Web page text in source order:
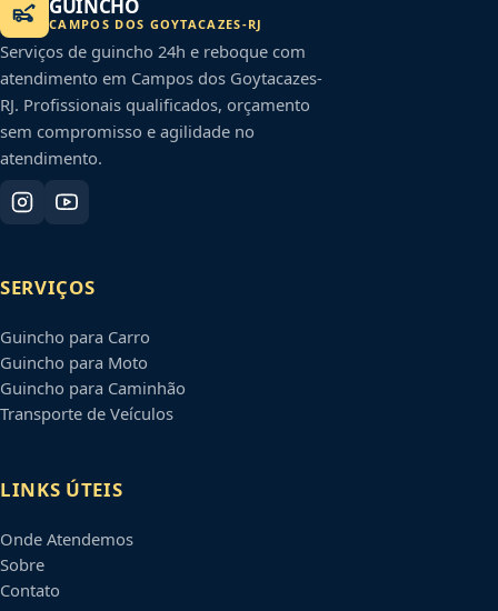
GUINCHO
CAMPOS DOS GOYTACAZES-RJ
Serviços de guincho 24h e reboque com
atendimento em Campos dos Goytacazes-
RJ. Profissionais qualificados, orçamento
sem compromisso e agilidade no
atendimento.
SERVIÇOS
Guincho para Carro
Guincho para Moto
Guincho para Caminhão
Transporte de Veículos
LINKS ÚTEIS
Onde Atendemos
Sobre
Contato